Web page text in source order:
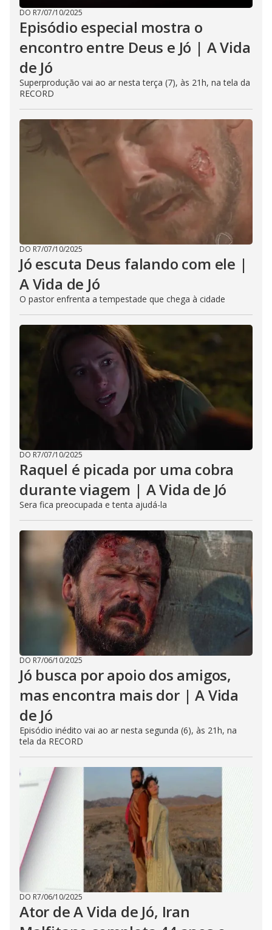
DO R7/07/10/2025
Episódio especial mostra o
encontro entre Deus e Jó | A Vida
de Jó
Superprodução vai ao ar nesta terça (7), às 21h, na tela da
RECORD
DO R7/07/10/2025
Jó escuta Deus falando com ele |
A Vida de Jó
O pastor enfrenta a tempestade que chega à cidade
DO R7/07/10/2025
Raquel é picada por uma cobra
durante viagem | A Vida de Jó
Sera fica preocupada e tenta ajudá-la
DO R7/06/10/2025
Jó busca por apoio dos amigos,
mas encontra mais dor | A Vida
de Jó
Episódio inédito vai ao ar nesta segunda (6), às 21h, na
tela da RECORD
DO R7/06/10/2025
Ator de A Vida de Jó, Iran